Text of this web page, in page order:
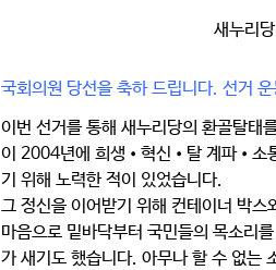
새누리
국회의원 당선을 축하 드립니다. 선거
이번 선거를 통해 새누리당의 환골탈태
이 2004년에 희생•혁신•탈 계파•소
기 위해 노력한 적이 있었습니다.
그 정신을 이어받기 위해 컨테이너 박
마음으로 밑바닥부터 국민들의 목소리
가 새기도 했습니다. 아무나 할 수 없는